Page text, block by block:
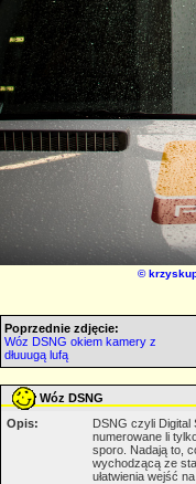
©
Poprzednie zdjęcie:
Wóz DSNG okiem kamery z
dłuuugą lufą
Wóz DSNG
Opis:
DSNG czyli Digital
numerowane li
sporo. Nadają to,
wychodzącą ze
ułatwienia wejść